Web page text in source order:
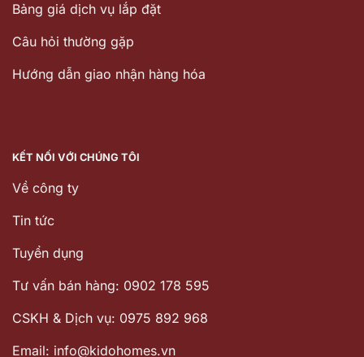
Bảng giá dịch vụ lắp đặt
Câu hỏi thường gặp
Hướng dẫn giao nhận hàng hóa
KẾT NỐI VỚI CHÚNG TÔI
Về công ty
Tin tức
Tuyển dụng
Tư vấn bán hàng: 0902 178 595
CSKH & Dịch vụ: 0975 892 968
Email: info@kidohomes.vn